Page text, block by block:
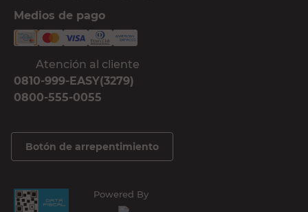
Medios de pago
Atención al cliente
0810-999-EASY(3279)
0800-555-0055
Botón de arrepentimiento
Powered By